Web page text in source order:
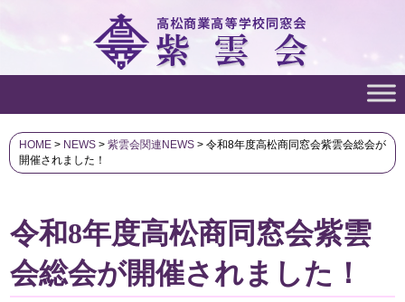
HOME > NEWS > 紫雲会関連NEWS > 令和8年度高松商同窓会紫雲会総会が
開催されました！
令和8年度高松商同窓会紫雲
会総会が開催されました！